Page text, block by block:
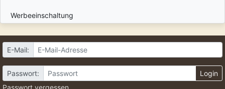
Werbeeinschaltung
E-Mail:
Passwort:
Login